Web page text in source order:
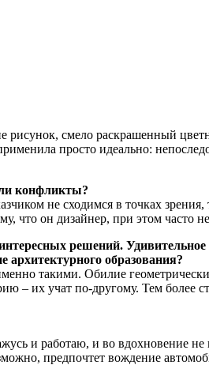
рисунок, смело раскрашенный
просто идеально:
конфликты?
не сходимся в точках
что он дизайнер, при этом часто
решений.
образования?
такими. Обилие
– их учат по-другому. Тем более
и работаю, и во вдохновение
предпочтет вождение